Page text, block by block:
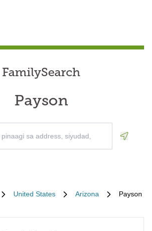
FamilySearch
Payson
United States Arizona Payson